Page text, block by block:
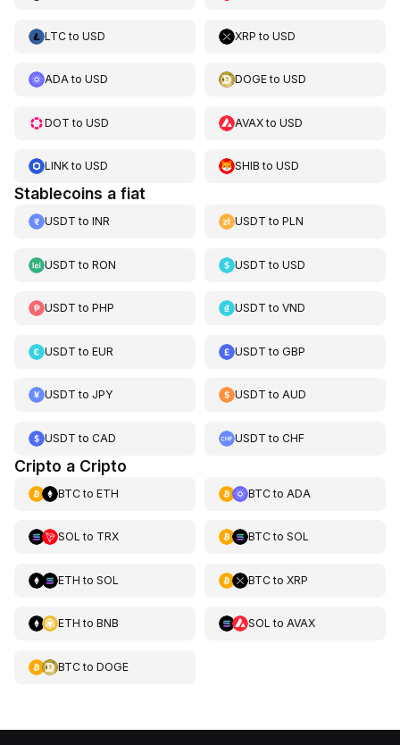
LTCto USD XRP toUSD
ADAto USD DOGEtoUSD
DOT to USD AVAXtoUSD
LINKto USD SHIB toUSD
Stablecoins a fiat
USDT to INR USDT toPLN
USDT to RON USDT toUSD
USDT to PHP USDT toVND
USDT to EUR USDT toGBP
USDT to JPY USDT toAUD
USDT to CAD USDT toCHF
Cripto a Cripto
BTCto ETH BTCto ADA
SOL to TRX BTCto SOL
ETH to SOL BTCto XRP
ETH to BNB SOL to AVAX
BTCto DOGE